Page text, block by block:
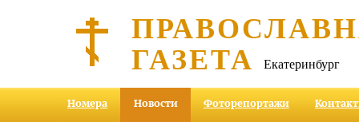
ГАЗЕТА Екатеринбург
Номера Новости Фоторепортажи